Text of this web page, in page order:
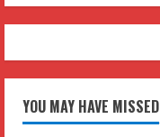
YOU MAY HAVE MISSED